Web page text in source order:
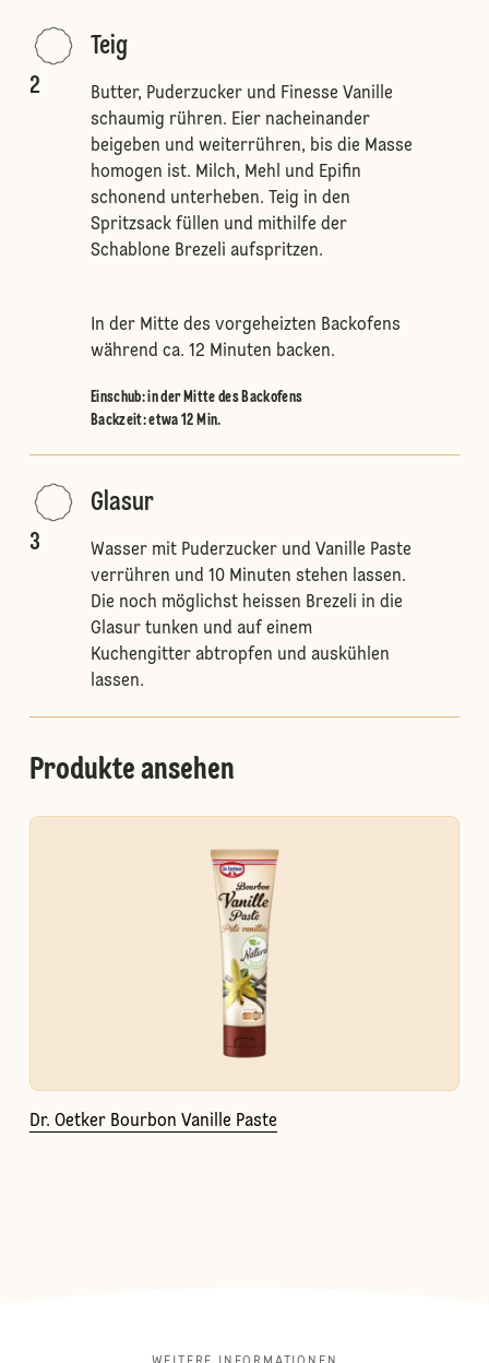
2
Teig
Butter, Puderzucker und Finesse Vanille
schaumig rühren. Eier nacheinander
beigeben und weiterrühren, bis die Masse
homogen ist. Milch, Mehl und Epifin
schonend unterheben. Teig in den
Spritzsack füllen und mithilfe der
Schablone Brezeli aufspritzen.
In der Mitte des vorgeheizten Backofens
während ca. 12 Minuten backen.
Einschub:in der Mitte des Backofens
Backzeit: etwa 12 Min.
3
Glasur
Wasser mit Puderzucker und Vanille Paste
verrühren und 10 Minuten stehen lassen.
Die noch möglichst heissen Brezeli in die
Glasur tunken und auf einem
Kuchengitter abtropfen und auskühlen
lassen.
Produkte ansehen
Dr. Oetker Bourbon Vanille Paste